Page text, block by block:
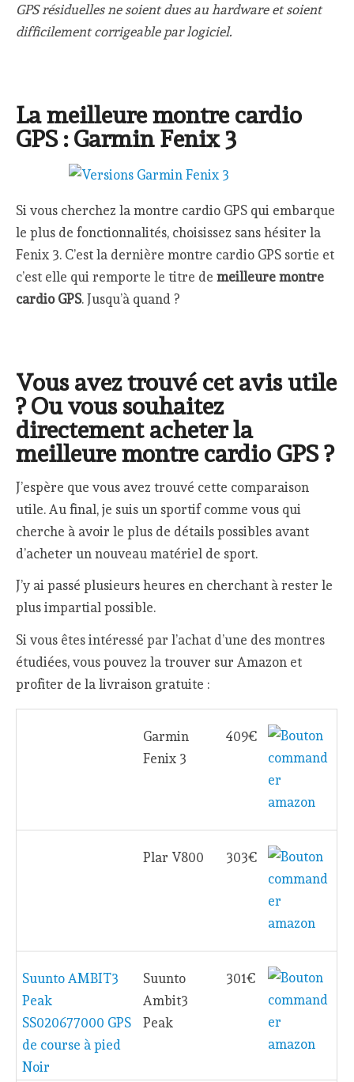
GPS résiduelles ne soient dues au hardware et soient
difficilement corrigeable par logiciel.
La meilleure montre cardio
GPS : Garmin Fenix 3
Si vous cherchez la montre cardio GPS qui embarque
le plus de fonctionnalités, choisissez sans hésiter la
Fenix 3. C’est la dernière montre cardio GPS sortie et
c’est elle qui remporte le titre demeilleure montre
cardio GPS. Jusqu’à quand ?
Vous avez trouvé cet avis utile
? Ou vous souhaitez
directement acheter la
meilleure montre cardio GPS ?
J’espère que vous avez trouvé cette comparaison
utile. Au final, je suis un sportif comme vous qui
cherche à avoir le plus de détails possibles avant
d’acheter un nouveau matériel de sport.
J’y ai passé plusieurs heures en cherchant à rester le
plus impartial possible.
Si vous êtes intéressé par l’achat d’une des montres
étudiées, vous pouvez la trouver sur Amazon et
profiter de la livraison gratuite :
Garmin
Fenix 3
409€
Plar V800 303€
Suunto AMBIT3
Peak
SS020677000 GPS
de course à pied
Noir
Suunto
Ambit3
Peak
301€